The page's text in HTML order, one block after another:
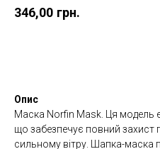
346,00 грн.
Опис
Маска Norfin Mask. Ця модель
що забезпечує повний захист
сильному вітру. Шапка-маска